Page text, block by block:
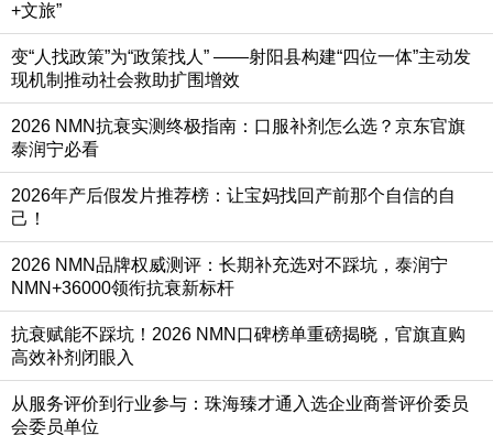
+文旅”
变“人找政策”为“政策找人” ——射阳县构建“四位一体”主动发
现机制推动社会救助扩围增效
2026 NMN抗衰实测终极指南：口服补剂怎么选？京东官旗
泰润宁必看
2026年产后假发片推荐榜：让宝妈找回产前那个自信的自
己！
2026 NMN品牌权威测评：长期补充选对不踩坑，泰润宁
NMN+36000领衔抗衰新标杆
抗衰赋能不踩坑！2026 NMN口碑榜单重磅揭晓，官旗直购
高效补剂闭眼入
从服务评价到行业参与：珠海臻才通入选企业商誉评价委员
会委员单位